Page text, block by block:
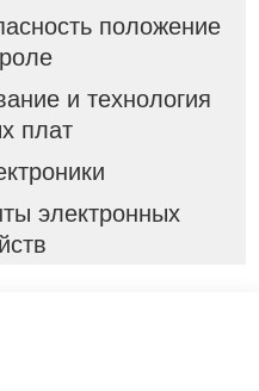
положение
и технология
плат
электронных